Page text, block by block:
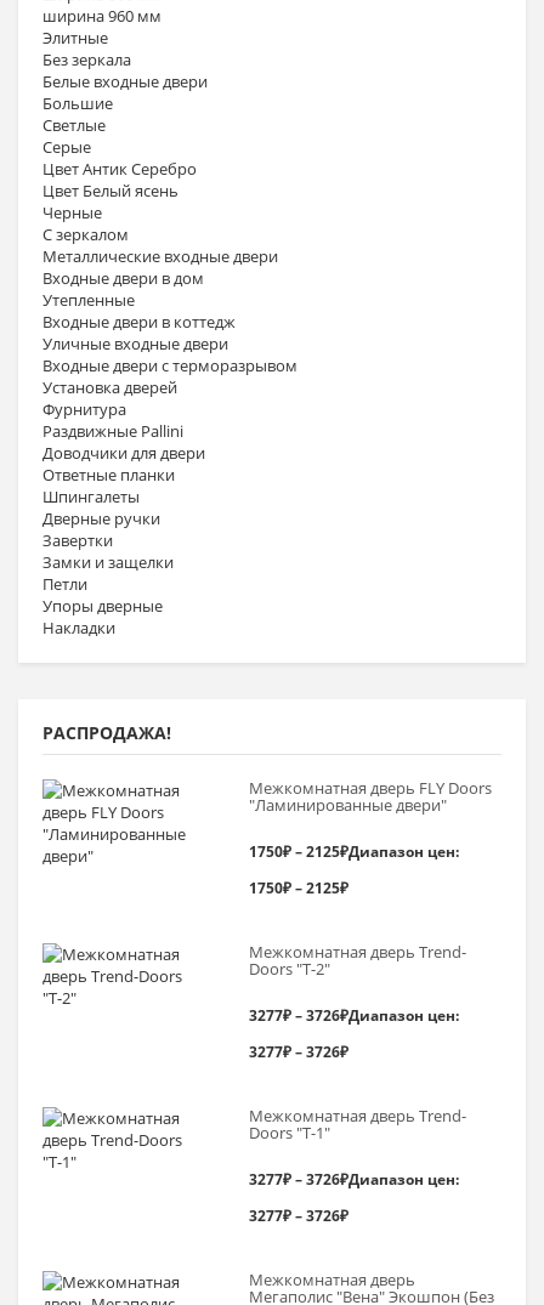
ширина 960 мм
Элитные
Без зеркала
Белые входные двери
Большие
Светлые
Серые
Цвет Антик Серебро
Цвет Белый ясень
Черные
С зеркалом
Металлические входные двери
Входные двери в дом
Утепленные
Входные двери в коттедж
Уличные входные двери
Входные двери с терморазрывом
Установка дверей
Фурнитура
Раздвижные Pallini
Доводчики для двери
Ответные планки
Шпингалеты
Дверные ручки
Завертки
Замки и защелки
Петли
Упоры дверные
Накладки
РАСПРОДАЖА!
Межкомнатная дверь FLY Doors
"Ламинированные двери"
1750₽–2125₽Диапазон цен:
1750₽ – 2125₽
Межкомнатная дверь Trend-
Doоrs "Т-2"
3277₽–3726₽Диапазон цен:
3277₽ – 3726₽
Межкомнатная дверь Trend-
Doоrs "Т-1"
3277₽–3726₽Диапазон цен:
3277₽ – 3726₽
Межкомнатная дверь
Мегаполис "Вена" Экошпон (Без